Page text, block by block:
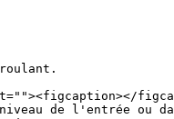
niveau de l'entrée